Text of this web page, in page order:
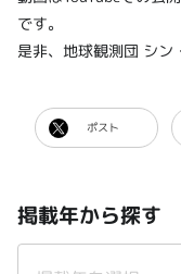
です。
是非、地球観測団 シン
ポスト
掲載年から探す